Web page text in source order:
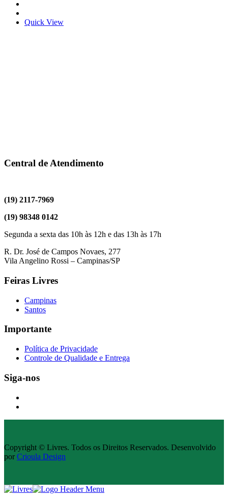
Quick View
Central de Atendimento
(19) 2117-7969
(19) 98348 0142
Segunda a sexta das 10h às 12h e das 13h às 17h
R. Dr. José de Campos Novaes, 277
Vila Angelino Rossi – Campinas/SP
Feiras Livres
Campinas
Santos
Importante
Política de Privacidade
Controle de Qualidade e Entrega
Siga-nos
Copyright © Livres. Todos os Direitos Reservados. Desenvolvido
por Crioula Design